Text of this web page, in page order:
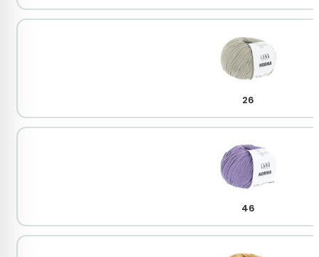
26
46